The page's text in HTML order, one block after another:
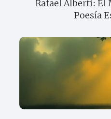
Rafael Alberti: El
Poesía